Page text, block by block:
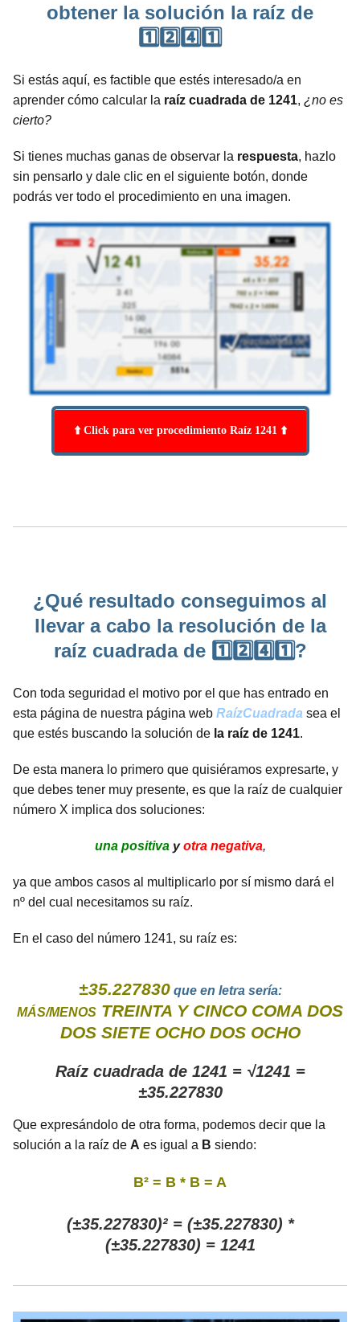
obtener la solución la raíz de
1️⃣2️⃣4️⃣1️⃣
Si estás aquí, es factible que estés interesado/a en
aprender cómo calcular la raíz cuadrada de 1241, ¿no es
cierto?
Si tienes muchas ganas de observar la respuesta, hazlo
sin pensarlo y dale clic en el siguiente botón, donde
podrás ver todo el procedimiento en una imagen.
⬆️ Click para ver procedimiento Raíz 1241 ⬆️
¿Qué resultado conseguimos al
llevar a cabo la resolución de la
raíz cuadrada de 1️⃣2️⃣4️⃣1️⃣?
Con toda seguridad el motivo por el que has entrado en
esta página de nuestra página web RaízCuadrada sea el
que estés buscando la solución de la raíz de 1241.
De esta manera lo primero que quisiéramos expresarte, y
que debes tener muy presente, es que la raíz de cualquier
número X implica dos soluciones:
una positivayotra negativa,
ya que ambos casos al multiplicarlo por sí mismo dará el
nº del cual necesitamos su raíz.
En el caso del número 1241, su raíz es:
±35.227830que en letra sería:
MÁS/MENOS TREINTA Y CINCO COMA DOS
DOS SIETE OCHO DOS OCHO
Raíz cuadrada de 1241 = √1241 =
±35.227830
Que expresándolo de otra forma, podemos decir que la
solución a la raíz de A es igual a B siendo:
B² = B * B = A
(±35.227830)² = (±35.227830) *
(±35.227830) = 1241